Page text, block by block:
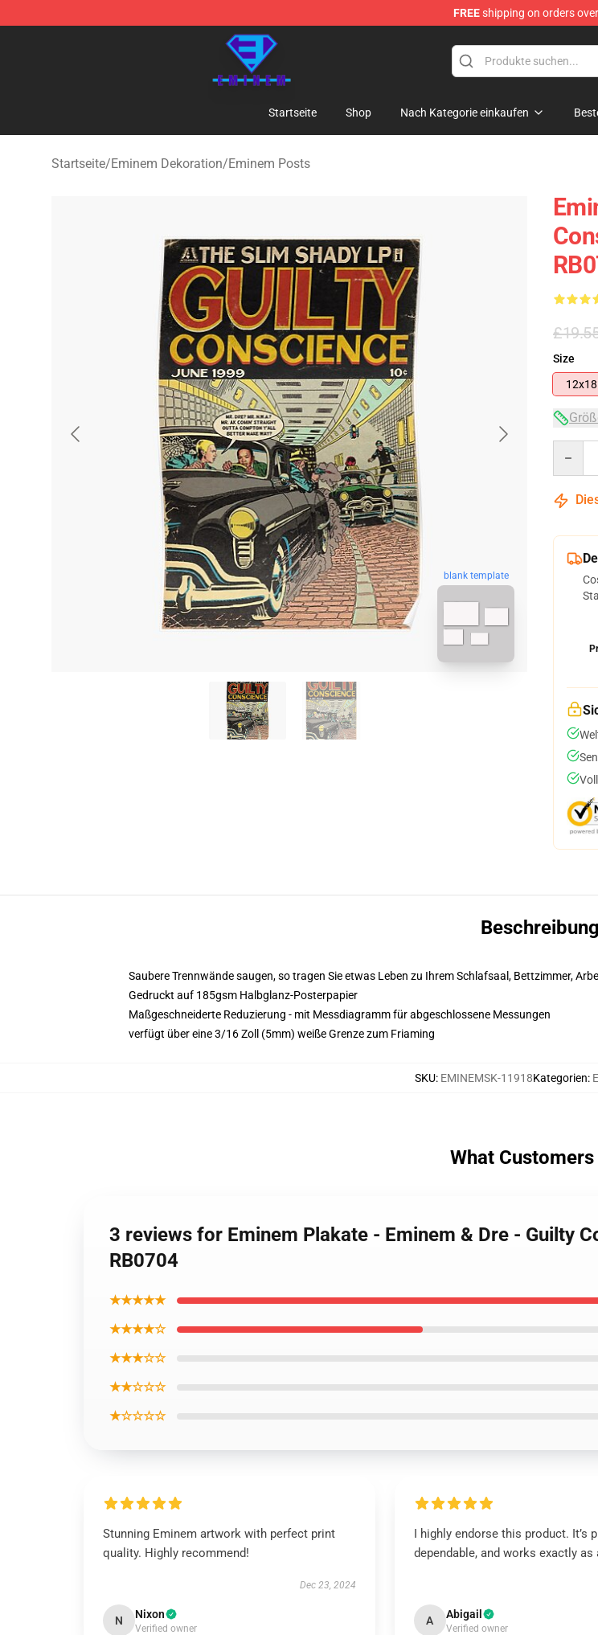
FREEshipping on orders
Eminem Store - Official Eminem Merchandise Shop
Startseite Shop Nach Kategorie einkaufen
Startseite/Eminem Dekoration/Eminem Posts
blank template
Size
Beschreibung
Saubere Trennwände saugen, so tragen Sie etwas Leben zu Ihrem Schlafsaal, Bettzimmer,
Gedruckt auf 185gsm Halbglanz-Posterpapier
Maßgeschneiderte Reduzierung - mit Messdiagramm für abgeschlossene Messungen
verfügt über eine 3/16 Zoll (5mm) weiße Grenze zum Friaming
SKU: EMINEMSK-11918Kategorien:
What Customers
3 reviews for Eminem Plakate - Eminem & Dre - Guilty
RB0704
★★★★★
★★★★☆
★★★☆☆
★★☆☆☆
★☆☆☆☆
Stunning Eminem artwork with perfect print
quality. Highly recommend!
Dec 23, 2024
N Nixon
Verified owner
I highly endorse this product. It’s
dependable, and works exactly as
A Abigail
Verified owner